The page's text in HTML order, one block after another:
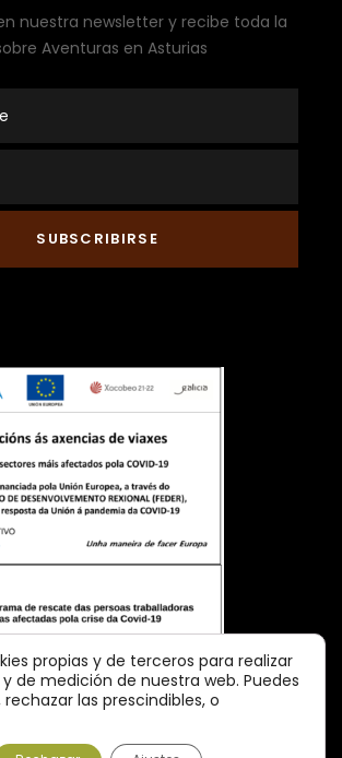
nuestra newsletter y recibe toda la
Aventuras en Asturias
propias y de terceros para realizar
de medición de nuestra web. Puedes
las prescindibles, o